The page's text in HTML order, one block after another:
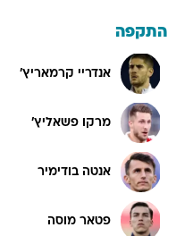
התקפה
אנדריי קרמאריץ'
מרקו פשאליץ'
אנטה בודימיר
פטאר מוסה